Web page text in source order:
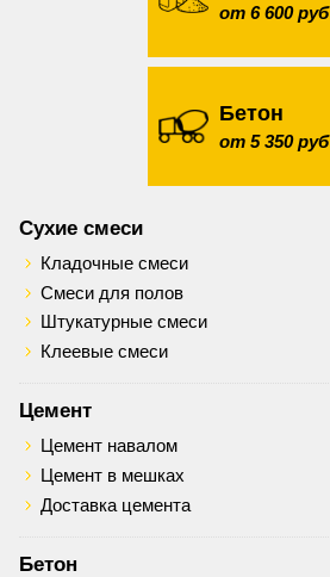
от 6 600 руб
Бетон
от 5 350 руб
Сухие смеси
Кладочные смеси
Смеси для полов
Штукатурные смеси
Клеевые смеси
Цемент
Цемент навалом
Цемент в мешках
Доставка цемента
Бетон